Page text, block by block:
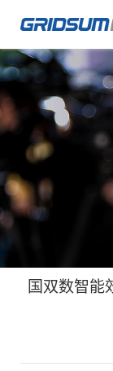
国双数智能